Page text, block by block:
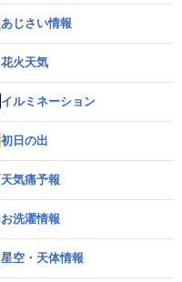
あじさい情報
花火天気
イルミネーション
初日の出
天気痛予報
お洗濯情報
星空・天体情報